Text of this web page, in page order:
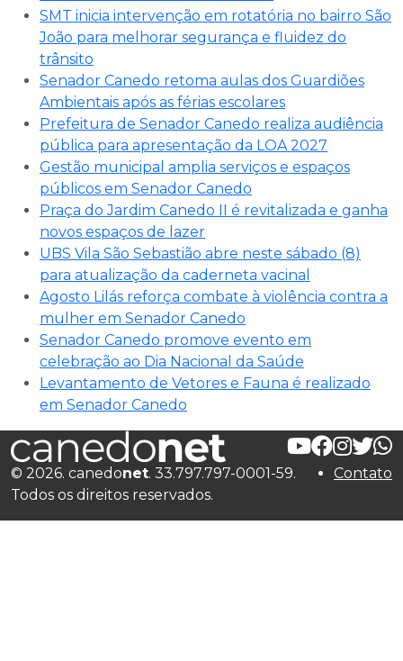
SMT inicia intervenção em rotatória no bairro São
João para melhorar segurança e fluidez do
trânsito
Senador Canedo retoma aulas dos Guardiões
Ambientais após as férias escolares
Prefeitura de Senador Canedo realiza audiência
pública para apresentação da LOA 2027
Gestão municipal amplia serviços e espaços
públicos em Senador Canedo
Praça do Jardim Canedo II é revitalizada e ganha
novos espaços de lazer
UBS Vila São Sebastião abre neste sábado (8)
para atualização da caderneta vacinal
Agosto Lilás reforça combate à violência contra a
mulher em Senador Canedo
Senador Canedo promove evento em
celebração ao Dia Nacional da Saúde
Levantamento de Vetores e Fauna é realizado
em Senador Canedo
© 2026. canedonet. 33.797.797-0001-59.
Todos os direitos reservados.
Contato